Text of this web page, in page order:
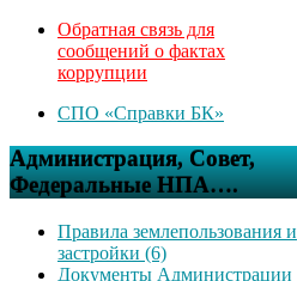
Обратная связь для
сообщений о фактах
коррупции
СПО «Справки БК»
Администрация, Совет,
Федеральные НПА….
Правила землепользования и
застройки (6)
Документы Администрации